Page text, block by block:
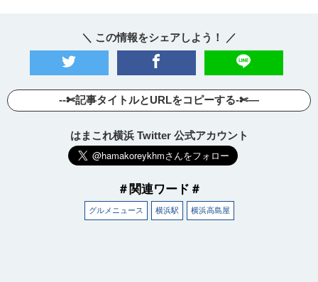
＼ この情報をシェアしよう！ ／
--✄記事タイトルとURLをコピーする-✄—
はまこれ横浜 Twitter 公式アカウント
＃関連ワード＃
グルメニュース 横浜駅 横浜高島屋